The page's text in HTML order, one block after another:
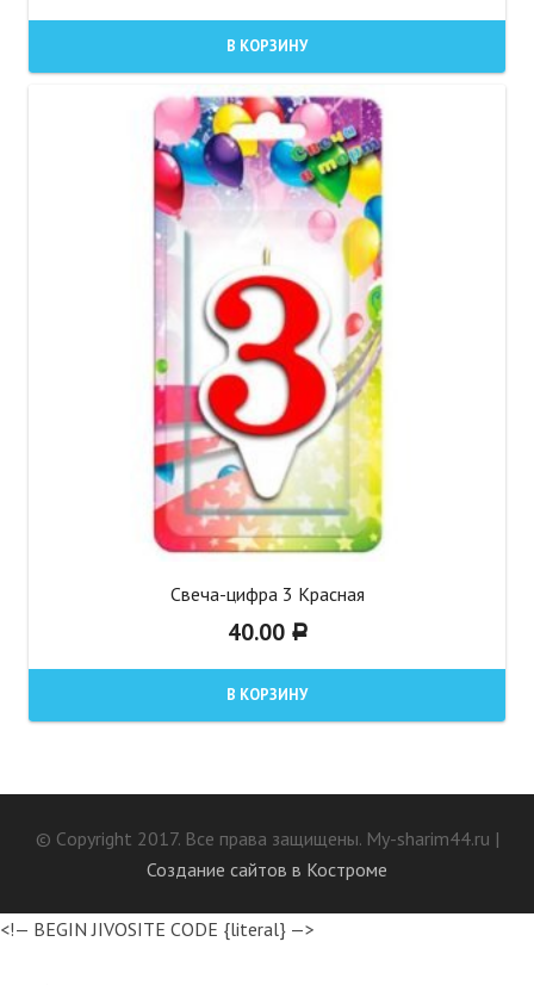
В КОРЗИНУ
Свеча-цифра 3 Красная
40.00 Р
В КОРЗИНУ
© Сopyright 2017. Все права защищены. My-sharim44.ru |
Создание сайтов в Костроме
<!— BEGIN JIVOSITE CODE {literal} —>